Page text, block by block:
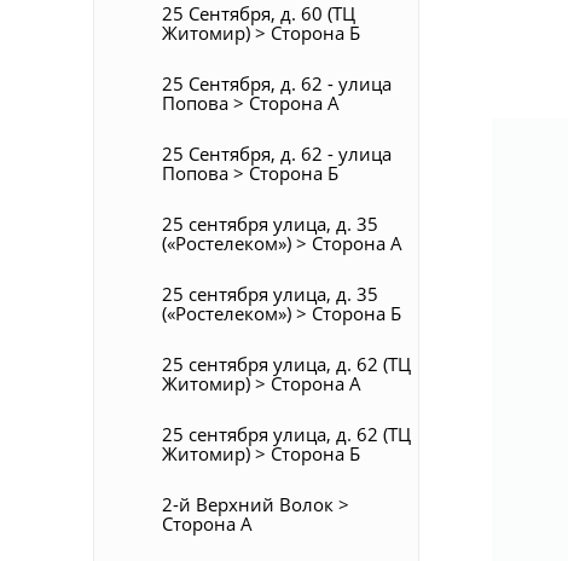
25 Сентября, д. 60 (ТЦ
Житомир) > Сторона Б
25 Сентября, д. 62 - улица
Попова > Сторона А
25 Сентября, д. 62 - улица
Попова > Сторона Б
25 сентября улица, д. 35
(«Ростелеком») > Сторона А
25 сентября улица, д. 35
(«Ростелеком») > Сторона Б
25 сентября улица, д. 62 (ТЦ
Житомир) > Сторона А
25 сентября улица, д. 62 (ТЦ
Житомир) > Сторона Б
2-й Верхний Волок >
Сторона А